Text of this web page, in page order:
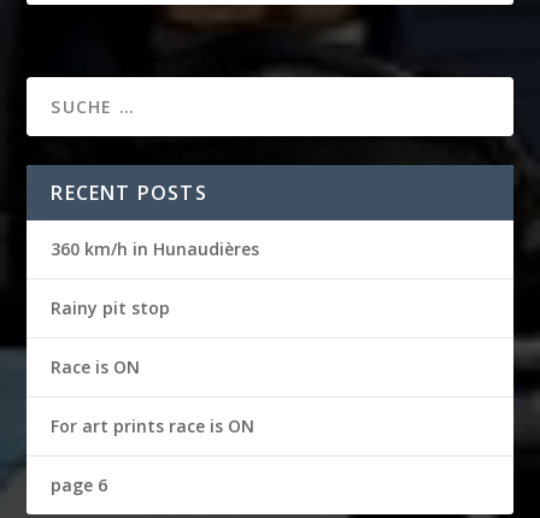
RECENT POSTS
360 km/h in Hunaudières
Rainy pit stop
Race is ON
For art prints race is ON
page 6